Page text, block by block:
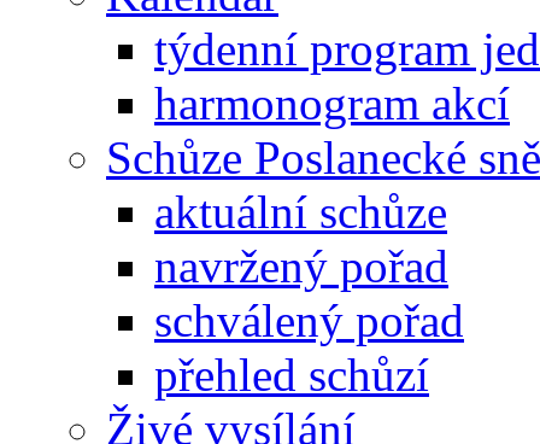
týdenní program
harmonogram akcí
Schůze Poslanecké
aktuální schůze
navržený pořad
schválený pořad
přehled schůzí
Živé vysílání